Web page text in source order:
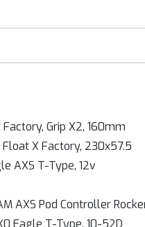
Grip X2, 160mm
X Factory, 230x57.5
AXS T-Type, 12v
AXS Pod Controller